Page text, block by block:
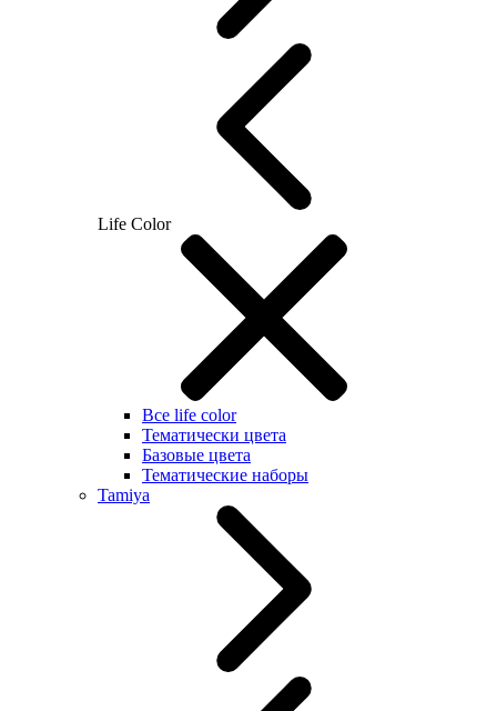
Life Color
Все life color
Тематически цвета
Базовые цвета
Тематические наборы
Tamiya